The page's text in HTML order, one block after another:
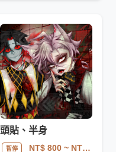
頭貼、半身
暫停 NT$ 800~ NT$ 2500